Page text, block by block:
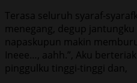
Terasa seluruh syaraf-
menegang, degup
napaskupun makin
Ineee…, aahh.”, Aku
pinggulku tinggi-tinggi dan,